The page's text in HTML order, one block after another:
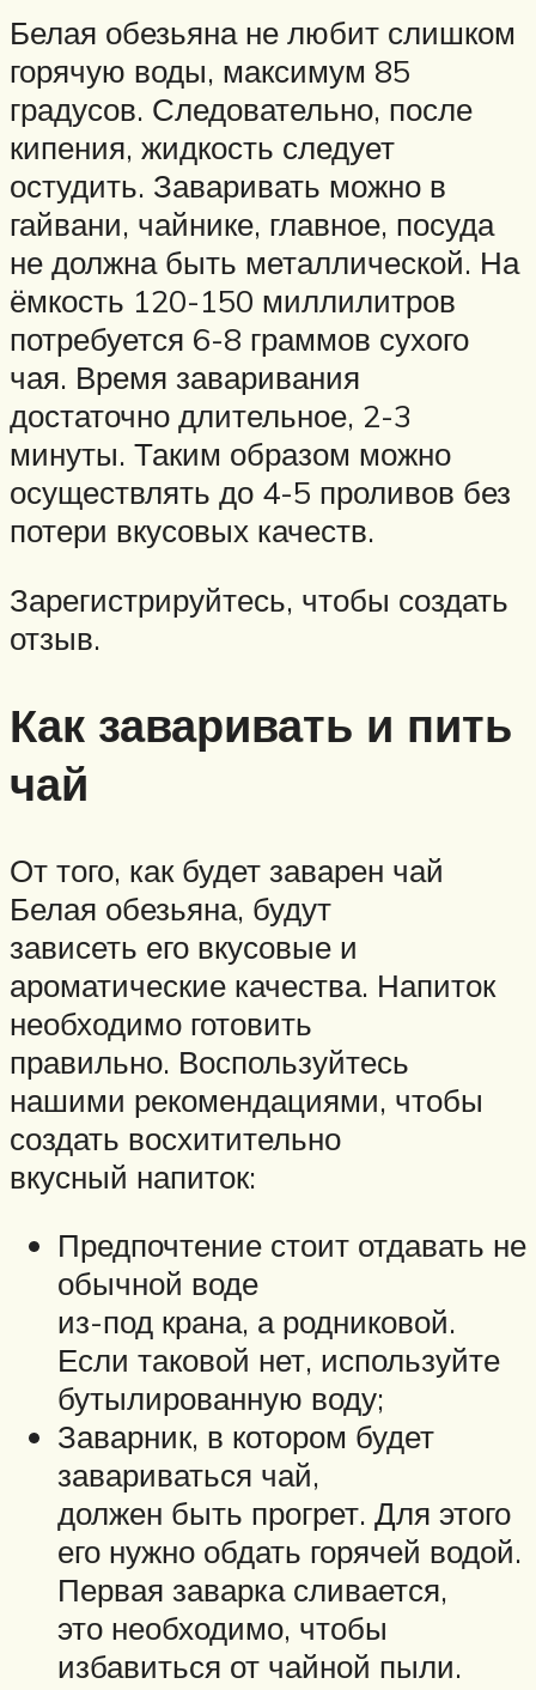
Белая обезьяна не любит слишком
горячую воды, максимум 85
градусов. Следовательно, после
кипения, жидкость следует
остудить. Заваривать можно в
гайвани, чайнике, главное, посуда
не должна быть металлической. На
ёмкость 120-150 миллилитров
потребуется 6-8 граммов сухого
чая. Время заваривания
достаточно длительное, 2-3
минуты. Таким образом можно
осуществлять до 4-5 проливов без
потери вкусовых качеств.
Зарегистрируйтесь, чтобы создать
отзыв.
Как заваривать и пить
чай
От того, как будет заварен чай
Белая обезьяна, будут
зависеть его вкусовые и
ароматические качества. Напиток
необходимо готовить
правильно. Воспользуйтесь
нашими рекомендациями, чтобы
создать восхитительно
вкусный напиток:
Предпочтение стоит отдавать не
обычной воде
из-под крана, а родниковой.
Если таковой нет, используйте
бутылированную воду;
Заварник, в котором будет
завариваться чай,
должен быть прогрет. Для этого
его нужно обдать горячей водой.
Первая заварка сливается,
это необходимо, чтобы
избавиться от чайной пыли.